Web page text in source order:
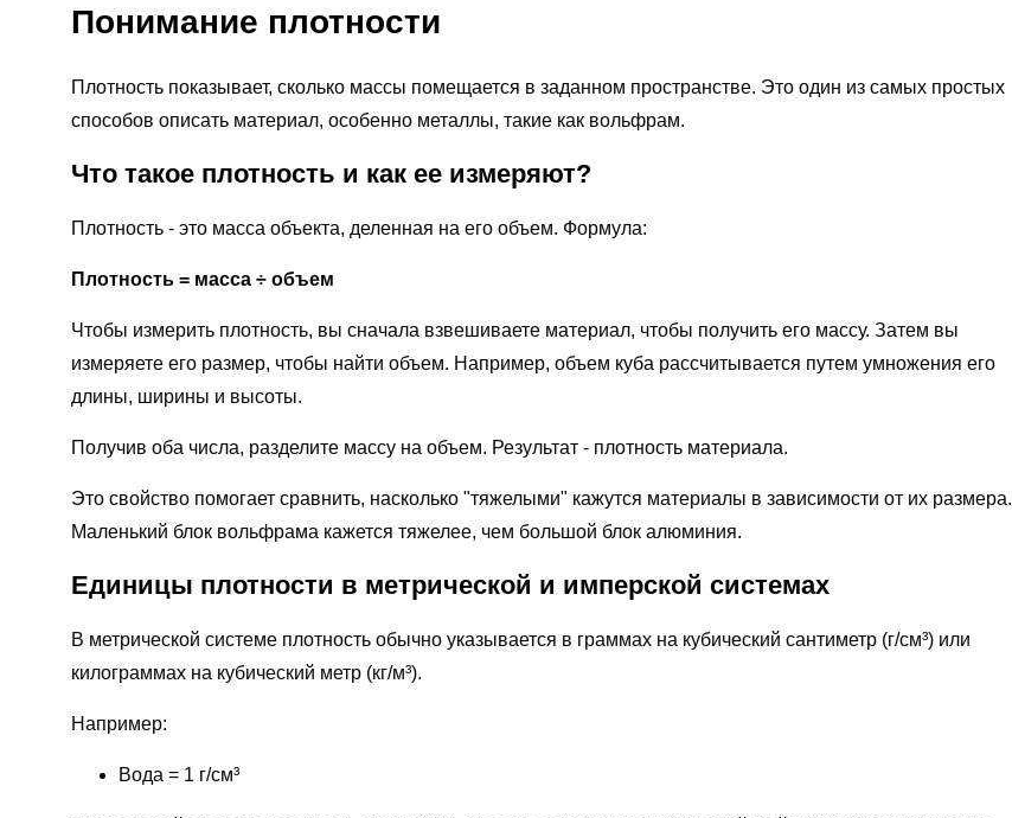
Понимание плотности
Плотность показывает, сколько массы помещается в заданном пространстве. Это один из самых простых
способов описать материал, особенно металлы, такие как вольфрам.
Что такое плотность и как ее измеряют?
Плотность - это масса объекта, деленная на его объем. Формула:
Плотность = масса ÷ объем
Чтобы измерить плотность, вы сначала взвешиваете материал, чтобы получить его массу. Затем вы
измеряете его размер, чтобы найти объем. Например, объем куба рассчитывается путем умножения его
длины, ширины и высоты.
Получив оба числа, разделите массу на объем. Результат - плотность материала.
Это свойство помогает сравнить, насколько "тяжелыми" кажутся материалы в зависимости от их размера.
Маленький блок вольфрама кажется тяжелее, чем большой блок алюминия.
Единицы плотности в метрической и имперской системах
В метрической системе плотность обычно указывается в граммах на кубический сантиметр (г/см³) или
килограммах на кубический метр (кг/м³).
Например:
Вода = 1 г/см³